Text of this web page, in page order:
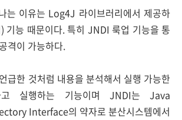
는 이유는 Log4J 라이브러리에서 제공하
능 때문이다. 특히 JNDI 룩업 기능을 통
격이 가능하다.
급한 것처럼 내용을 분석해서 실행 가능한
고 실행하는 기능이며 JNDI는 Java
Interface의 약자로 분산시스템에서